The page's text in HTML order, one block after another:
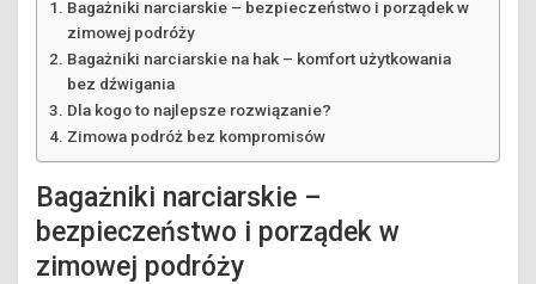
Bagażniki narciarskie – bezpieczeństwo i porządek w
zimowej podróży
Bagażniki narciarskie na hak – komfort użytkowania
bez dźwigania
Dla kogo to najlepsze rozwiązanie?
Zimowa podróż bez kompromisów
Bagażniki narciarskie –
bezpieczeństwo i porządek w
zimowej podróży